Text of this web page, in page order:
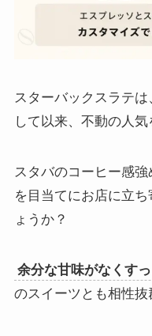
スターバックスラテ
して以来、不動の人気
スタバのコーヒー感
を目当てにお店に立
ょうか？
余分な甘味がなくす
のスイーツとも相性抜